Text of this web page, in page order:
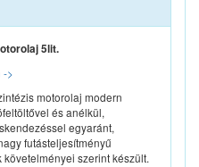
5lit.
->
motorolaj modern
és anélkül,
egyaránt,
futásteljesítményű
szerint készült.